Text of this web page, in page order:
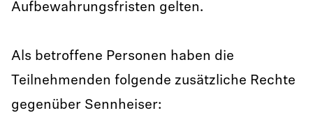
Aufbewahrungsfristen gelten.
Als betroffene Personen haben die
Teilnehmenden folgende zusätzliche Rechte
gegenüber Sennheiser: